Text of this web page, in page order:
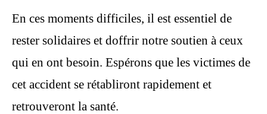
En ces moments difficiles, il est essentiel de
rester solidaires et doffrir notre soutien à ceux
qui en ont besoin. Espérons que les victimes de
cet accident se rétabliront rapidement et
retrouveront la santé.